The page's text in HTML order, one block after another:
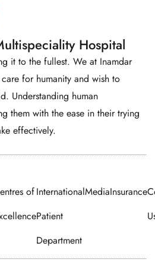
Hospital
it to the fullest. We at Inamdar
for humanity and wish to
Understanding human
them with the ease in their trying
effectively.
ofInternational
Patient
Department
MediaInsurance